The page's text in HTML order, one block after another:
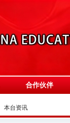
合作伙伴
本台资讯